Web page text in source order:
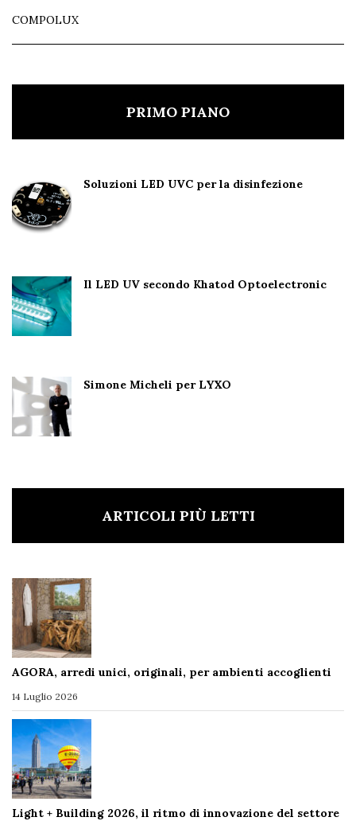
COMPOLUX
PRIMO PIANO
Soluzioni LED UVC per la disinfezione
Il LED UV secondo Khatod Optoelectronic
Simone Micheli per LYXO
ARTICOLI PIÙ LETTI
AGORA, arredi unici, originali, per ambienti accoglienti
14 Luglio 2026
Light + Building 2026, il ritmo di innovazione del settore